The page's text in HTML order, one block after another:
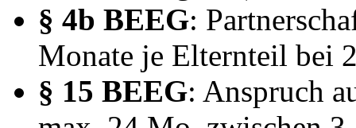
§ 4b BEEG:
Monate je Elternteil bei
§ 15 BEEG: Anspruch